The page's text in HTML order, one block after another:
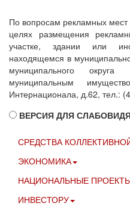
По вопросам рекламных
целях размещения
участке, здании или
находящемся в
муниципального
муниципальным
Интернационала, д.62, тел.:
ВЕРСИЯ ДЛЯ
СРЕДСТВА
ЭКОНОМИКА
НАЦИОНАЛЬНЫЕ
ИНВЕСТОРУ